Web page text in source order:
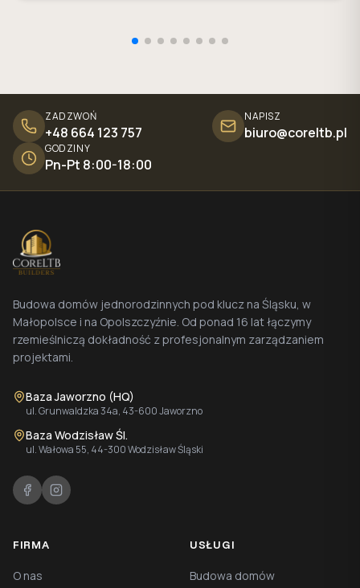
ZADZWOŃ
+48 664 123 757
NAPISZ
biuro@coreltb.pl
GODZINY
Pn-Pt 8:00-18:00
Budowa domów jednorodzinnych pod klucz na Śląsku, w
Małopolsce i na Opolszczyźnie. Od ponad 16 lat łączymy
rzemieślniczą dokładność z profesjonalnym zarządzaniem
projektami.
Baza Jaworzno (HQ)
ul. Grunwaldzka 34a, 43-600 Jaworzno
Baza Wodzisław Śl.
ul. Wałowa 55, 44-300 Wodzisław Śląski
FIRMA
O nas
USŁUGI
Budowa domów